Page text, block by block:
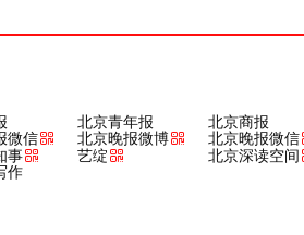
北京青年报 北京商报
微信 北京晚报微博
北京晚报微信
事 艺绽 北京深读空间
作